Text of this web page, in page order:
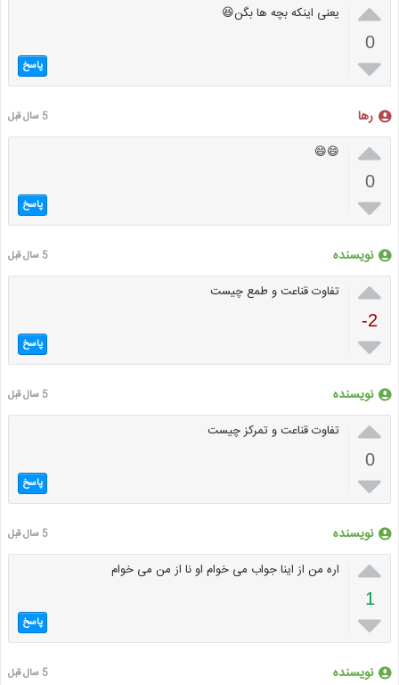

0

یعنی اینکه بچه ها بگن😆
پاسخ
رها 5 سال قبل

0

😄😄
پاسخ
نویسنده 5 سال قبل

-2

تفاوت قناعت و طمع چیست
پاسخ
نویسنده 5 سال قبل

0

تفاوت قناعت و تمرکز چیست
پاسخ
نویسنده 5 سال قبل

1

اره من از اینا جواب می خوام او نا از من می خوام
پاسخ
نویسنده 5 سال قبل